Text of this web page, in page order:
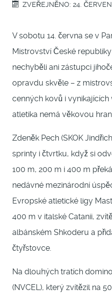
ZVEŘEJNĚNO: 24.
V sobotu 14. června se v
Mistrovství České
nechyběli ani zástupci
opravdu skvěle – z
cenných kovů i
atletika nemá věkovou
Zdeněk Pech (SKOK
sprinty i čtvrtku, když si
100 m, 200 m i 400 m
nedávné mezinárodní
Evropské atletické ligy
400 m v italské Catanii,
albánském Shkoderu a
čtyřstovce.
Na dlouhých tratích
(NVCEL), který zvítězil na